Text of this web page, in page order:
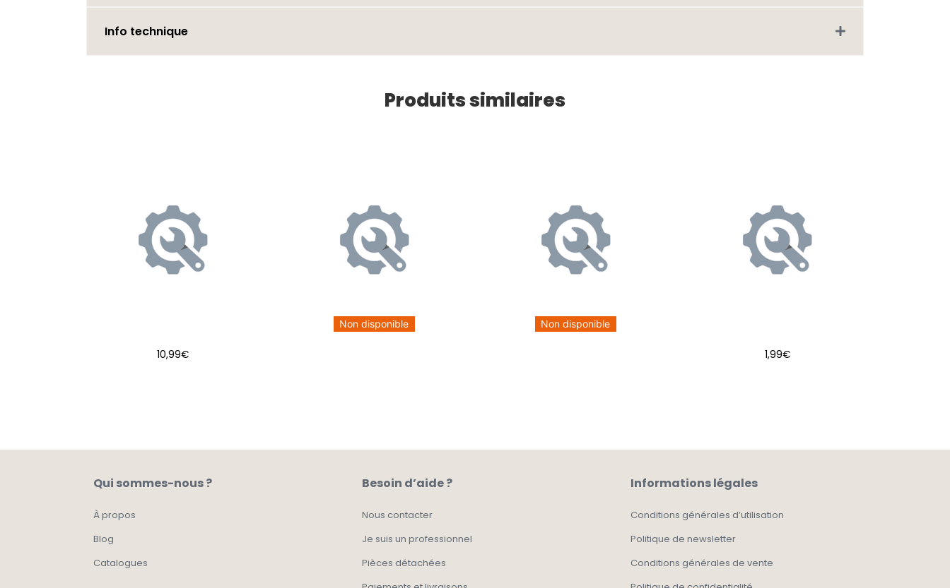
Info technique
Produits similaires
10,99€
Non disponible Non disponible
1,99€
Qui sommes-nous ?
À propos
Blog
Catalogues
Besoin d’aide ?
Nous contacter
Je suis un professionnel
Pièces détachées
Informations légales
Conditions générales d’utilisation
Politique de newsletter
Conditions générales de vente